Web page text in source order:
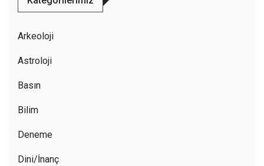
Arkeoloji
Astroloji
Basın
Bilim
Deneme
Dini/İnanç